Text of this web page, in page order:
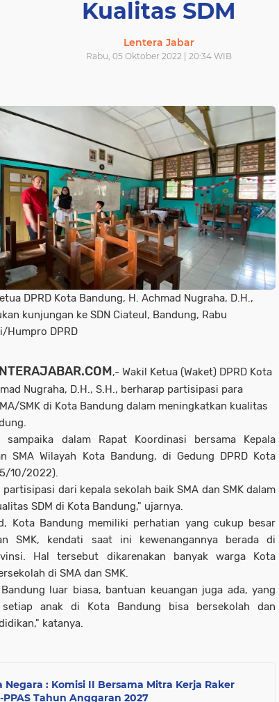
Kualitas SDM
Lentera Jabar
Rabu, 05 Oktober 2022 | 20:34 WIB
DPRD Kota Bandung, H. Achmad Nugraha, D.H.,
kunjungan ke SDN Ciateul, Bandung, Rabu
Humpro DPRD
,- Wakil Ketua (Waket) DPRD Kota
Nugraha, D.H., S.H., berharap partisipasi para
SMK di Kota Bandung dalam meningkatkan kualitas
dalam Rapat Koordinasi bersama Kepala
SMA Wilayah Kota Bandung, di Gedung DPRD Kota
10/2022).
dari kepala sekolah baik SMA dan SMK dalam
SDM di Kota Bandung," ujarnya.
Kota Bandung memiliki perhatian yang cukup besar
SMK, kendati saat ini kewenangannya berada di
Hal tersebut dikarenakan banyak warga Kota
di SMA dan SMK.
luar biasa, bantuan keuangan juga ada, yang
anak di Kota Bandung bisa bersekolah dan
katanya.
Negara : Komisi II Bersama Mitra Kerja Raker
PPAS Tahun Anggaran 2027